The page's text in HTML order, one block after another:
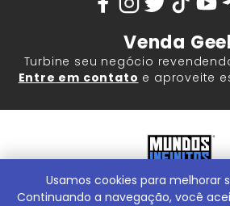
Venda
Turbine seu negócio
Entre em contato e aproveite
Mundos Infinitos - Publicações e
Publicações e Assinaturas Ltda. CNPJ -
Usamos cookies para melhorar
Continuando a navegação, você